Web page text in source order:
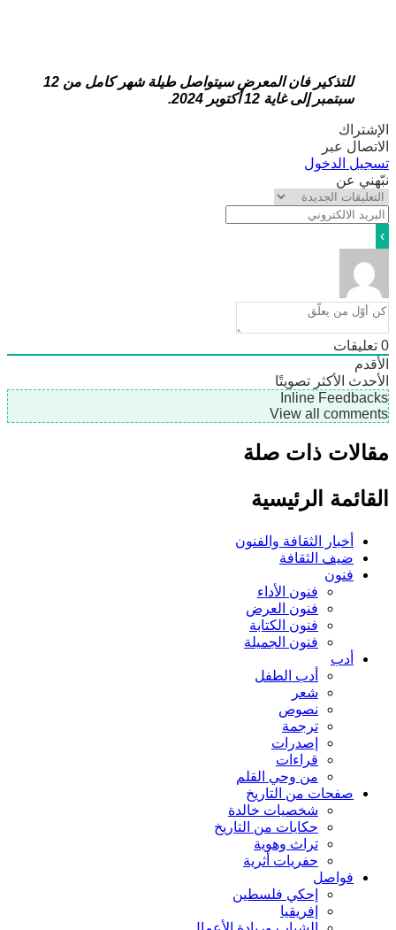
للتذكير فان المعرض سيتواصل طيلة شهر كامل من 12
سبتمبر إلى غاية 12 أكتوبر 2024.
عبر
الدخول
عن
الأكثر تصويتًا
Inline
View all
ذات صلة
الرئيسية
أخبار الثقافة والفنون
ضيف الثقافة
فنون
فنون الأداء
فنون العرض
فنون الكتابة
فنون الجميلة
أدب
أدب الطفل
شعر
نصوص
ترجمة
إصدرات
قراءات
من وحي القلم
صفحات من التاريخ
شخصيات خالدة
حكايات من التاريخ
تراث وهوية
حفريات أثرية
فواصل
إحكي فلسطين
إفريقيا